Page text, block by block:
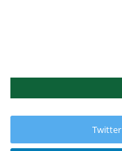
Twitter